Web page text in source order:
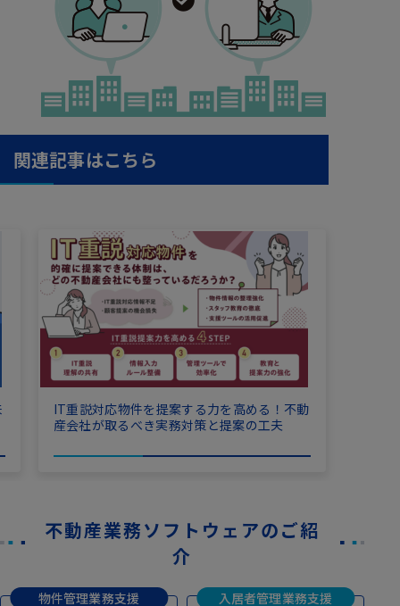
関連記事はこちら
IT重説対応物件を提案する力を高める！不動
産会社が取るべき実務対策と提案の工夫
不動産業務ソフトウェアのご紹
介
物件管理業務支援 入居者管理業務支援